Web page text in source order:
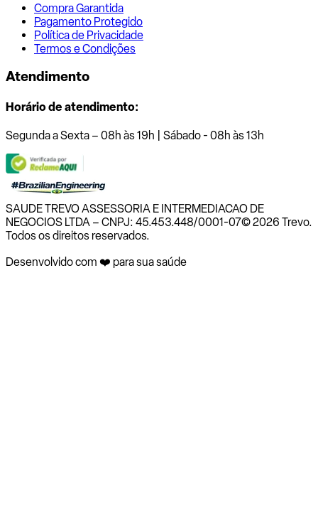
Compra Garantida
Pagamento Protegido
Política de Privacidade
Termos e Condições
Atendimento
Horário de atendimento:
Segunda a Sexta – 08h às 19h | Sábado - 08h às 13h
SAUDE TREVO ASSESSORIA E INTERMEDIACAO DE
NEGOCIOS LTDA – CNPJ: 45.453.448/0001-07© 2026 Trevo.
Todos os direitos reservados.
Desenvolvido com ❤️ para sua saúde